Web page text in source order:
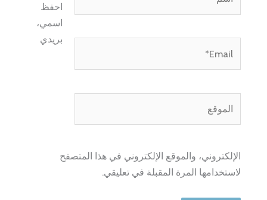
احفظ
اسمي،
بريدي
الإلكتروني، والموقع الإلكتروني في هذا المتصفح
لاستخدامها المرة المقبلة في تعليقي.